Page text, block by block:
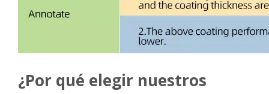
¿Por qué elegir nuestros